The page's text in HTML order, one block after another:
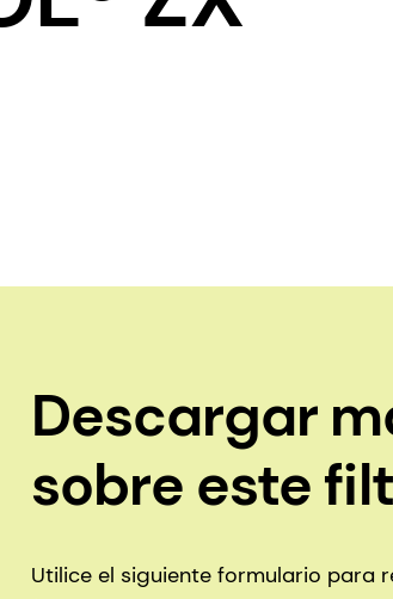
Descargar
sobre este
Utilice el siguiente formulario para